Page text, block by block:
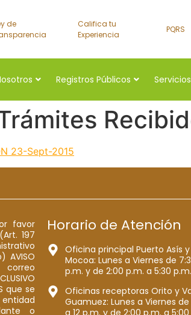
de
Califica tu
Experiencia
PQRS
Registros Públicos
23-Sept-2015
favor
197
AVISO
correo
que se
o
Horario de Atención
Oficina principal Puerto Asís
Mocoa: Lunes a Viernes de
p.m. y de 2:00 p.m. a 5:30 p.m.
Oficinas receptoras Orito y
Guamuez: Lunes a Viernes
a 12 p.m. y de 2:00 p.m. a